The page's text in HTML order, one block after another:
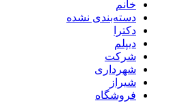
خانم
دسته‌بندی نشده
دکترا
دیپلم
شرکت
شهرداری
شیراز
فروشگاه